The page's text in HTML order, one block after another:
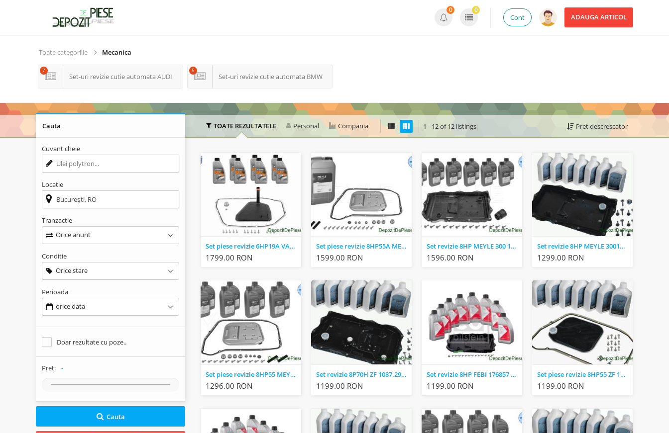
ADAUGA ARTICOL
Cont
0 0
Toate categoriile Mecanica
Set-uri revizie cutie automata AUDI
7
Set-uri revizie cutie automata BMW
5
TOATE REZULTATELE Personal Compania 1 - 12 of 12 listings Pret descrescator
Set piese revizie 6HP19A VAICO V10-3226 AUDI A4(B7) A6(C6) A4(B6) A8(D3) A6(C6) PHAETON
1799.00 RON
Set piese revizie 8HP55A MEYLE 100 135 0013/XK AUDI Q7 A5 Q5 SQ5 A8 S8 A7 RS7 S7 A6 RS6 A4
1599.00 RON
Set revizie 8HP MEYLE 300 135 1007/XK BMW X5(E70) X6 (E71, E72) 7 (F01, F02, F03, F04) 5(F07)
1596.00 RON
Set revizie 8HP MEYLE 3001351007 BMW X5(E70) X6 (E71, E72) 7 (F01, F02, F03, F04) 5(F07)
1299.00 RON
Set piese revizie 8HP55 MEYLE 100 135 0013 AUDI Q7 A5 Q5 SQ5 A8 S8 A7 RS7 S7 A6 RS6 A4
1296.00 RON
Set revizie 8P70H ZF 1087.298.367 BMW X6 (E71, E72) 7 (F01, F02, F03, F04) 5 (F10) 3 (F30, F80)
1199.00 RON
Set revizie 8HP FEBI 176857 BMW X5(E70) X6 (E71, E72) 7 (F01, F02, F03, F04) 5(F07)
1199.00 RON
Set piese revizie 8HP55 ZF 1087.298.369 AUDI Q7 A5 Q5 SQ5 A8 S8 A7 RS7 S7 A6 RS6 A4
1199.00 RON
Cauta
Cuvant cheie
Locatie
Tranzactie
Orice anunt
Conditie
Orice stare
Perioada
orice data
Doar rezultate cu poze..
Pret: -
Cauta